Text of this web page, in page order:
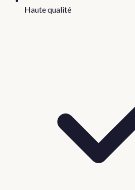
Haute qualité